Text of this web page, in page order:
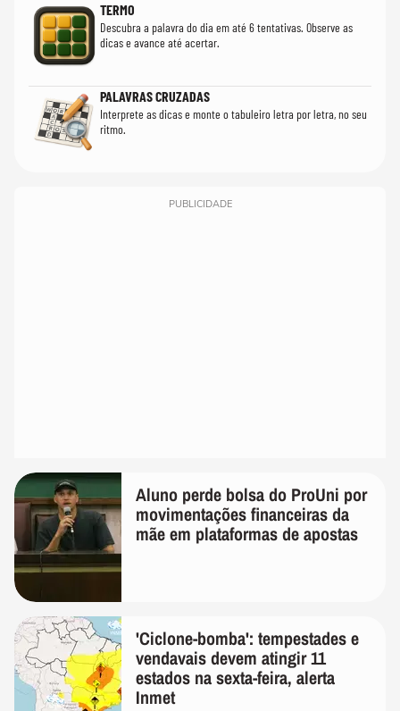
TERMO
Descubra a palavra do dia em até 6 tentativas. Observe as
dicas e avance até acertar.
PALAVRAS CRUZADAS
Interprete as dicas e monte o tabuleiro letra por letra, no seu
ritmo.
PUBLICIDADE
Aluno perde bolsa do ProUni por
movimentações financeiras da
mãe em plataformas de apostas
'Ciclone-bomba': tempestades e
vendavais devem atingir 11
estados na sexta-feira, alerta
Inmet